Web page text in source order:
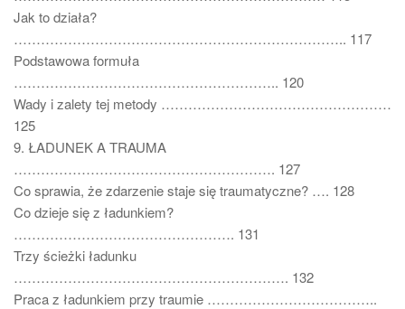
Jak to działa?
……………………………………………………………….. 117
Podstawowa formuła
………………………………………………….. 120
Wady i zalety tej metody ……………………………………………
125
9. ŁADUNEK A TRAUMA
…………………………………………………. 127
Co sprawia, że zdarzenie staje się traumatyczne? …. 128
Co dzieje się z ładunkiem?
…………………………………………. 131
Trzy ścieżki ładunku
……………………………………………………. 132
Praca z ładunkiem przy traumie ………………………………..